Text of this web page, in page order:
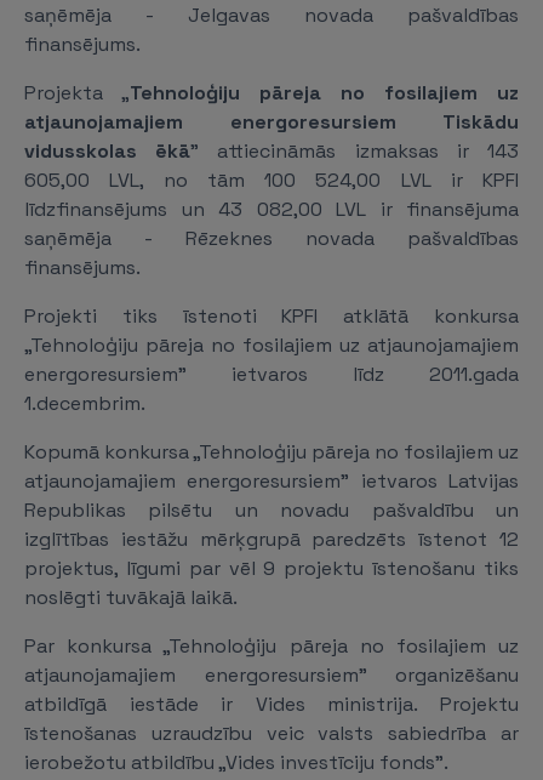
saņēmēja - Jelgavas novada pašvaldības
finansējums.
Projekta „Tehnoloģiju pāreja no fosilajiem uz
atjaunojamajiem energoresursiem Tiskādu
vidusskolas ēkā" attiecināmās izmaksas ir 143
605,00 LVL, no tām 100 524,00 LVL ir KPFI
līdzfinansējums un 43 082,00 LVL ir finansējuma
saņēmēja - Rēzeknes novada pašvaldības
finansējums.
Projekti tiks īstenoti KPFI atklātā konkursa
„Tehnoloģiju pāreja no fosilajiem uz atjaunojamajiem
energoresursiem" ietvaros līdz 2011.gada
1.decembrim.
Kopumā konkursa „Tehnoloģiju pāreja no fosilajiem uz
atjaunojamajiem energoresursiem" ietvaros Latvijas
Republikas pilsētu un novadu pašvaldību un
izglītības iestāžu mērķgrupā paredzēts īstenot 12
projektus, līgumi par vēl 9 projektu īstenošanu tiks
noslēgti tuvākajā laikā.
Par konkursa „Tehnoloģiju pāreja no fosilajiem uz
atjaunojamajiem energoresursiem" organizēšanu
atbildīgā iestāde ir Vides ministrija. Projektu
īstenošanas uzraudzību veic valsts sabiedrība ar
ierobežotu atbildību „Vides investīciju fonds".